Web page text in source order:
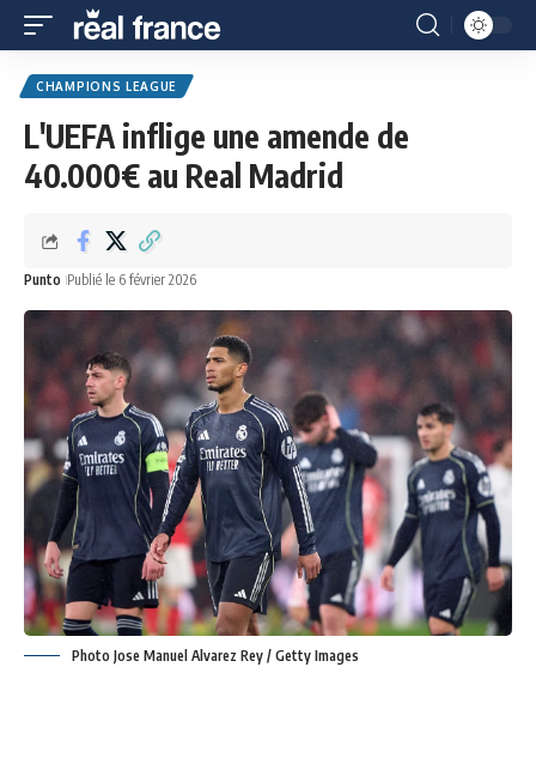
CHAMPIONS LEAGUE
L'UEFA inflige une amende de
40.000€ au Real Madrid
Punto Publié le 6 février 2026
Photo Jose Manuel Alvarez Rey / Getty Images